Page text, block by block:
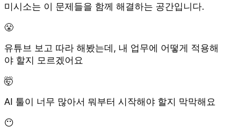
미시소는 이 문제들을 함께 해결하는 공간입니다.
😤
유튜브 보고 따라 해봤는데, 내 업무에 어떻게 적용해
야 할지 모르겠어요
🤯
AI 툴이 너무 많아서 뭐부터 시작해야 할지 막막해요
😶